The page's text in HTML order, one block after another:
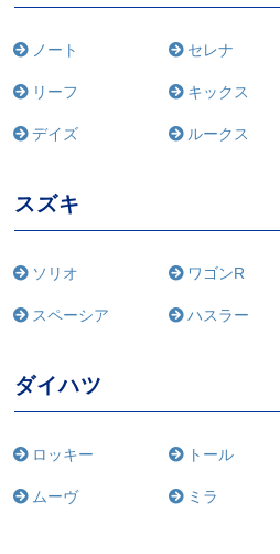
ノート セレナ
リーフ キックス
デイズ ルークス
スズキ
ソリオ ワゴンR
スペーシア ハスラー
ダイハツ
ロッキー トール
ムーヴ ミラ